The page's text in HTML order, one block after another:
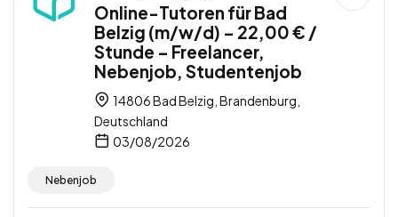
Online-Tutoren für Bad
Belzig (m/w/d) – 22,00 € /
Stunde – Freelancer,
Nebenjob, Studentenjob
14806 Bad Belzig, Brandenburg,
Deutschland
03/08/2026
Nebenjob